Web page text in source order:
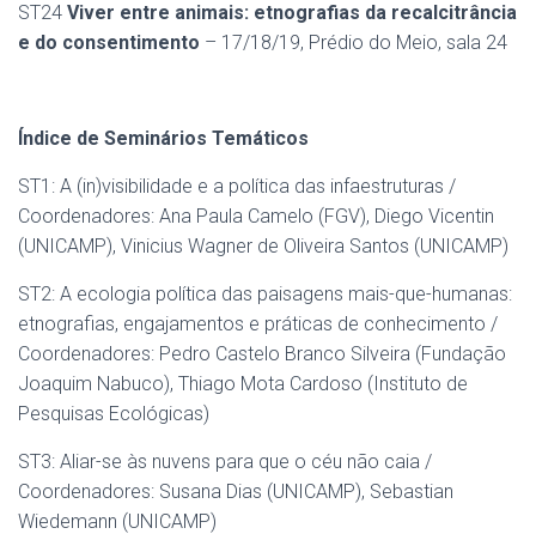
ST24 Viver entre animais: etnografias da recalcitrância
e do consentimento – 17/18/19, Prédio do Meio, sala 24
Índice de Seminários Temáticos
ST1: A (in)visibilidade e a política das infaestruturas /
Coordenadores: Ana Paula Camelo (FGV), Diego Vicentin
(UNICAMP), Vinicius Wagner de Oliveira Santos (UNICAMP)
ST2: A ecologia política das paisagens mais-que-humanas:
etnografias, engajamentos e práticas de conhecimento /
Coordenadores: Pedro Castelo Branco Silveira (Fundação
Joaquim Nabuco), Thiago Mota Cardoso (Instituto de
Pesquisas Ecológicas)
ST3: Aliar-se às nuvens para que o céu não caia /
Coordenadores: Susana Dias (UNICAMP), Sebastian
Wiedemann (UNICAMP)